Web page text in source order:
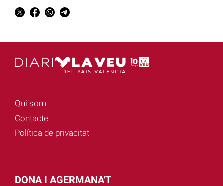
Qui som
Contacte
Política de privacitat
DONA I AGERMANA'T